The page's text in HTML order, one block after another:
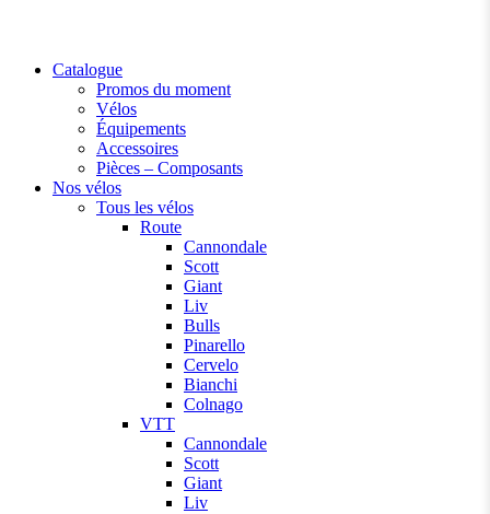
Catalogue
Promos du moment
Vélos
Équipements
Accessoires
Pièces – Composants
Nos vélos
Tous les vélos
Route
Cannondale
Scott
Giant
Liv
Bulls
Pinarello
Cervelo
Bianchi
Colnago
VTT
Cannondale
Scott
Giant
Liv